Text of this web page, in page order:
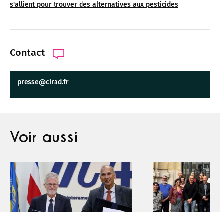
s'allient pour trouver des alternatives aux pesticides
Contact
presse@cirad.fr
Voir aussi